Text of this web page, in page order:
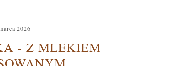
2026
- Z MLEKIEM